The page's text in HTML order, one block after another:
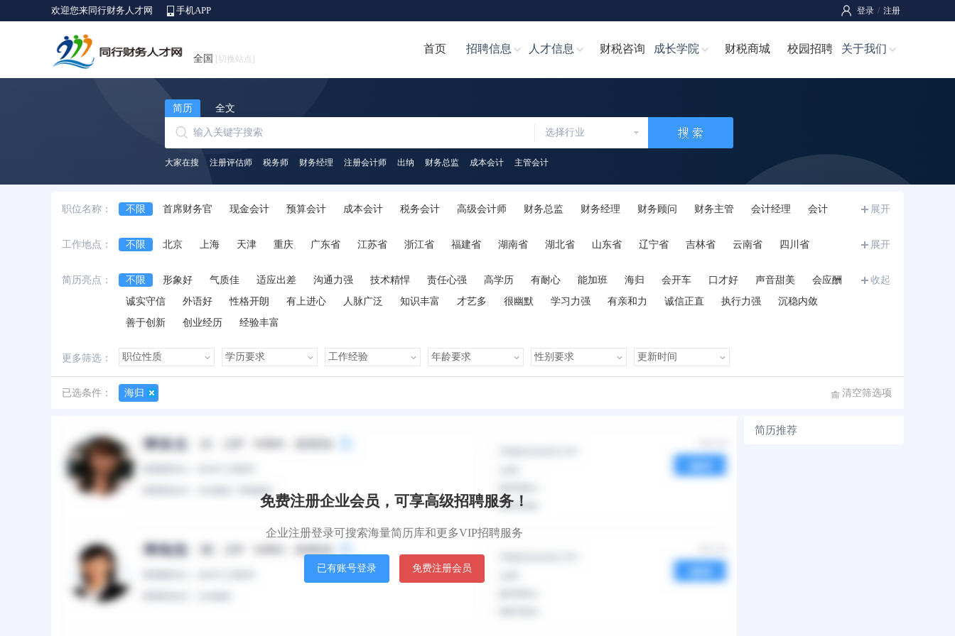
欢迎您来同行财务人才网 手机APP 登录 / 注册
全国 [切换站点]
首页 招聘信息 人才信息 财税咨询 成长学院 财税商城 校园招聘 关于我们
简历 全文
选择行业
大家在搜 注册评估师 税务师 财务经理 注册会计师 出纳 财务总监 成本会计 主管会计
职位名称： 不限 首席财务官 现金会计 预算会计 成本会计 税务会计 高级会计师 财务总监 财务经理 财务顾问 财务主管 会计经理
会计
中级会计师
审计经理/主管 审计专员/助理 税务经理 税务专员/助理 统计员 其他职位
展开
工作地点： 不限 北京 上海 天津 重庆 广东省 江苏省 浙江省 福建省 湖南省 湖北省 山东省 辽宁省 吉林省 云南省
四川省
台湾省
香港 澳门 国外
展开
简历亮点： 不限 形象好 气质佳 适应出差 沟通力强 技术精悍 责任心强 高学历 有耐心 能加班 海归 会开车 口才好 声音甜美
会应酬
诚实守信
外语好 性格开朗 有上进心 人脉广泛 知识丰富 才艺多 很幽默 学习力强 有亲和力 诚信正直 执行力强
沉稳内敛
善于创新
创业经历 经验丰富
收起
更多筛选：
已选条件： 海归 清空筛选项
所有简历
荣女士 硕士
责任心强 海归 会开车 诚信正直
目前正在找工作
04-24
免费注册企业会员，可享高级招聘服务！
企业注册登录可搜索海量简历库和更多VIP招聘服务
已有账号登录 免费注册会员
简历推荐